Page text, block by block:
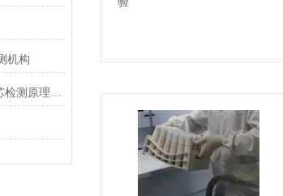
机构
净水器滤芯检测-净水器滤芯检测原理-净水器滤芯检测报告